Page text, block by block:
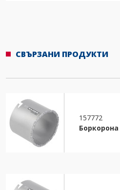
СВЪРЗАНИ ПРОДУКТИ
157772